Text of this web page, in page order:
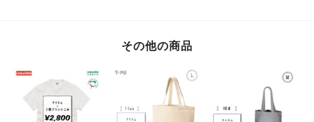
その他の商品